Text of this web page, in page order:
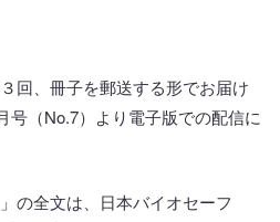
回、冊子を郵送する形でお届け
号（No.7）より電子版での配信に
の全文は、日本バイオセーフ